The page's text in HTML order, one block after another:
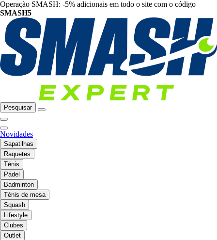
Operação SMASH: -5% adicionais em todo o site com o código
SMASH5
Pesquisar
Novidades
Sapatilhas
Raquetes
Ténis
Pádel
Badminton
Ténis de mesa
Squash
Lifestyle
Clubes
Outlet